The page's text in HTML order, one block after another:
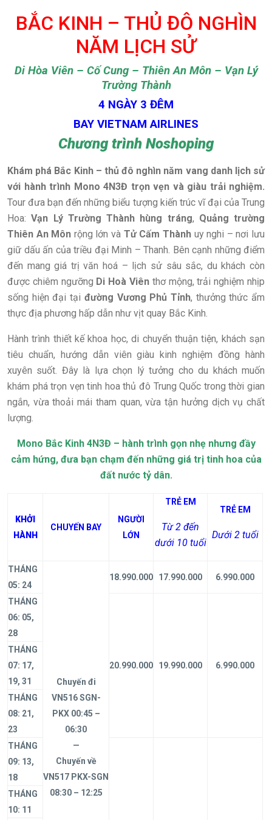
BẮC KINH – THỦ ĐÔ NGHÌN
NĂM LỊCH SỬ
Di Hòa Viên – Cố Cung – Thiên An Môn – Vạn Lý
Trường Thành
4 NGÀY 3 ĐÊM
BAY VIETNAM AIRLINES
Chương trình Noshoping
Khám phá Bắc Kinh – thủ đô nghìn năm vang danh lịch sử
với hành trình Mono 4N3Đ trọn vẹn và giàu trải nghiệm.
Tour đưa bạn đến những biểu tượng kiến trúc vĩ đại của Trung
Hoa:Vạn Lý Trường Thành hùng tráng, Quảng trường
Thiên An Môn rộng lớn và Tử Cấm Thànhuy nghi – nơi lưu
giữ dấu ấn của triều đại Minh – Thanh. Bên cạnh những điểm
đến mang giá trị văn hoá – lịch sử sâu sắc, du khách còn
được chiêm ngưỡng Di Hoà Viên thơ mộng, trải nghiệm nhịp
sống hiện đại tại đường Vương Phủ Tỉnh, thưởng thức ẩm
thực địa phương hấp dẫn như vịt quay Bắc Kinh.
Hành trình thiết kế khoa học, di chuyển thuận tiện, khách sạn
tiêu chuẩn, hướng dẫn viên giàu kinh nghiệm đồng hành
xuyên suốt. Đây là lựa chọn lý tưởng cho du khách muốn
khám phá trọn vẹn tinh hoa thủ đô Trung Quốc trong thời gian
ngắn, vừa thoải mái tham quan, vừa tận hưởng dịch vụ chất
lượng.
Mono Bắc Kinh 4N3Đ – hành trình gọn nhẹ nhưng đầy
cảm hứng, đưa bạn chạm đến những giá trị tinh hoa của
đất nước tỷ dân.
KHỞI
HÀNH
CHUYẾN BAY
NGƯỜI
LỚN
TRẺ EM
Từ 2 đến
dưới 10 tuổi
TRẺ EM
Dưới 2 tuổi
THÁNG
05: 24
Chuyến đi
VN516 SGN-
PKX 00:45 –
06:30
—
Chuyến về
VN517 PKX-SGN
08:30 – 12:25
18.990.000 17.990.000 6.990.000
THÁNG
06: 05,
28
20.990.000 19.990.000 6.990.000
THÁNG
07: 17,
19, 31
THÁNG
08: 21,
23
THÁNG
09: 13,
18
THÁNG
10: 11